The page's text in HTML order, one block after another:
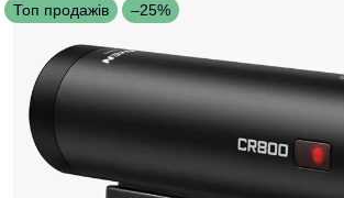
Топ продажів –25%